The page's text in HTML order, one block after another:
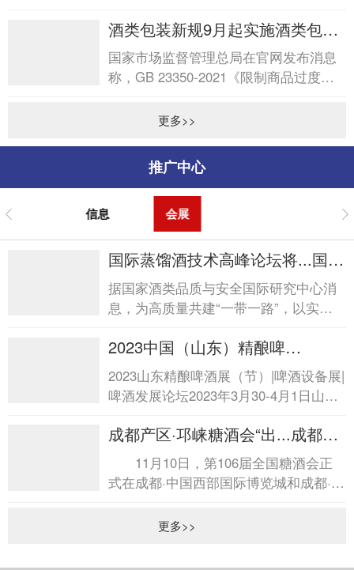
以“白”见...
酒类包装新规9月起实施酒类包装
新规9月起实施
国家市场监督管理总局在官网发布消息
称，GB 23350-2021《限制商品过度包
将于2023年9月起实施。新...
更多>>
推广中心
信息 会展
国际蒸馏酒技术高峰论坛将...国际
蒸馏酒技术高峰论坛将...
据国家酒类品质与安全国际研究中心消
息，为高质量共建“一带一路”，以实际
酒创新技术...
2023中国（山东）精酿啤
酒...2023中国（山东）精酿啤酒...
2023山东精酿啤酒展（节）|啤酒设备展|
啤酒发展论坛2023年3月30-4月1日山东
着精酿啤酒市场的...
成都产区·邛崃糖酒会“出...成都产
区·邛崃糖酒会“出...
11月10日，第106届全国糖酒会正
式在成都·中国西部国际博览城和成都·世
展中心广...更多>>